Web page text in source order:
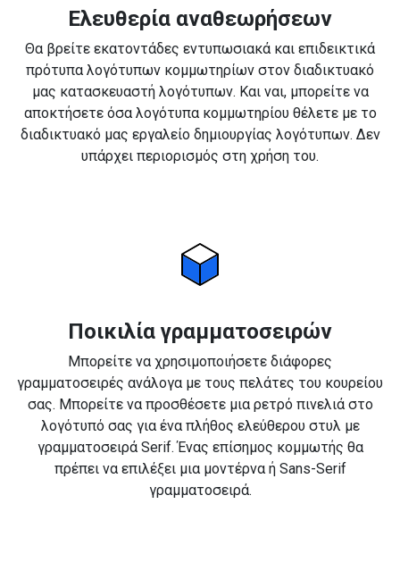
Ελευθερία αναθεωρήσεων
Θα βρείτε εκατοντάδες εντυπωσιακά και επιδεικτικά
πρότυπα λογότυπων κομμωτηρίων στον διαδικτυακό
μας κατασκευαστή λογότυπων. Και ναι, μπορείτε να
αποκτήσετε όσα λογότυπα κομμωτηρίου θέλετε με το
διαδικτυακό μας εργαλείο δημιουργίας λογότυπων. Δεν
υπάρχει περιορισμός στη χρήση του.
Ποικιλία γραμματοσειρών
Μπορείτε να χρησιμοποιήσετε διάφορες
γραμματοσειρές ανάλογα με τους πελάτες του κουρείου
σας. Μπορείτε να προσθέσετε μια ρετρό πινελιά στο
λογότυπό σας για ένα πλήθος ελεύθερου στυλ με
γραμματοσειρά Serif. Ένας επίσημος κομμωτής θα
πρέπει να επιλέξει μια μοντέρνα ή Sans-Serif
γραμματοσειρά.